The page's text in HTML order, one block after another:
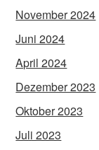
November 2024
Juni 2024
April 2024
Dezember 2023
Oktober 2023
Juli 2023